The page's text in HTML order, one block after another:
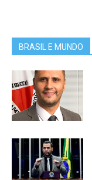
BRASIL E MUNDO